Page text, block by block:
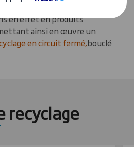
en effet en produits
ainsi en œuvre un
en circuit fermé,bouclé
recyclage